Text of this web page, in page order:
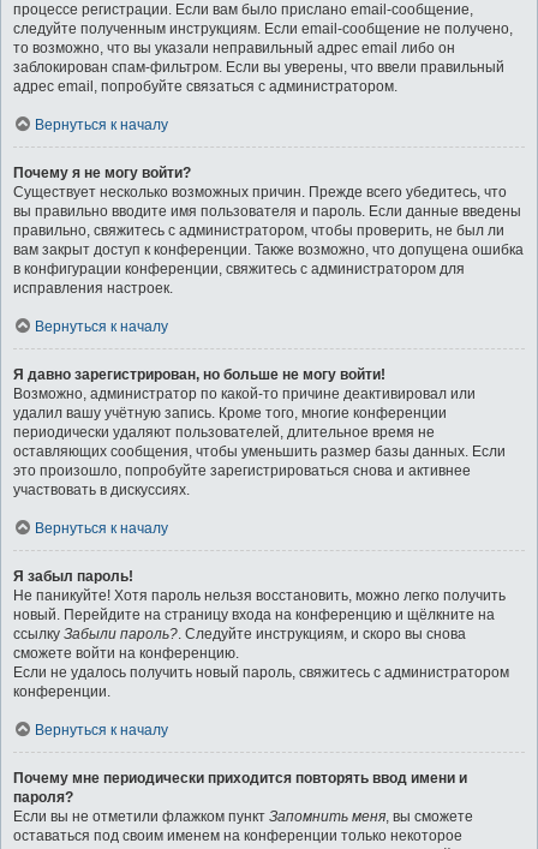
процессе регистрации. Если вам было прислано email-сообщение,
следуйте полученным инструкциям. Если email-сообщение не получено,
то возможно, что вы указали неправильный адрес email либо он
заблокирован спам-фильтром. Если вы уверены, что ввели правильный
адрес email, попробуйте связаться с администратором.
Вернуться к началу
Почему я не могу войти?
Существует несколько возможных причин. Прежде всего убедитесь, что
вы правильно вводите имя пользователя и пароль. Если данные введены
правильно, свяжитесь с администратором, чтобы проверить, не был ли
вам закрыт доступ к конференции. Также возможно, что допущена ошибка
в конфигурации конференции, свяжитесь с администратором для
исправления настроек.
Вернуться к началу
Я давно зарегистрирован, но больше не могу войти!
Возможно, администратор по какой-то причине деактивировал или
удалил вашу учётную запись. Кроме того, многие конференции
периодически удаляют пользователей, длительное время не
оставляющих сообщения, чтобы уменьшить размер базы данных. Если
это произошло, попробуйте зарегистрироваться снова и активнее
участвовать в дискуссиях.
Вернуться к началу
Я забыл пароль!
Не паникуйте! Хотя пароль нельзя восстановить, можно легко получить
новый. Перейдите на страницу входа на конференцию и щёлкните на
ссылку Забыли пароль?. Следуйте инструкциям, и скоро вы снова
сможете войти на конференцию.
Если не удалось получить новый пароль, свяжитесь с администратором
конференции.
Вернуться к началу
Почему мне периодически приходится повторять ввод имени и
пароля?
Если вы не отметили флажком пункт Запомнить меня, вы сможете
оставаться под своим именем на конференции только некоторое